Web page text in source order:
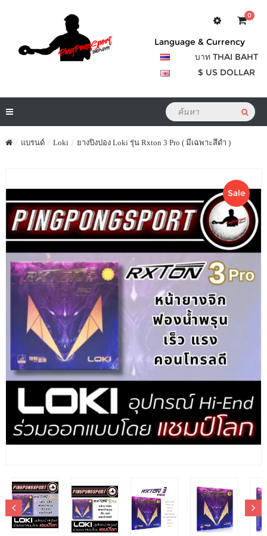
0
Language & Currency
บาท THAI BAHT
$ US DOLLAR
แบรนด์ Loki ยางปิงปอง Loki รุ่น Rxton 3 Pro ( มีเฉพาะสีดำ )
Sale